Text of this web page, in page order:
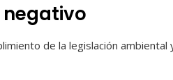
de la legislación